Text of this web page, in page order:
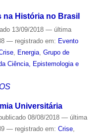
História no Brasil
13/09/2018 — última
— registrado em: Evento
, Energia, Grupo de
Ciência, Epistemologia e
Universitária
08/08/2018 — última
— registrado em: Crise,